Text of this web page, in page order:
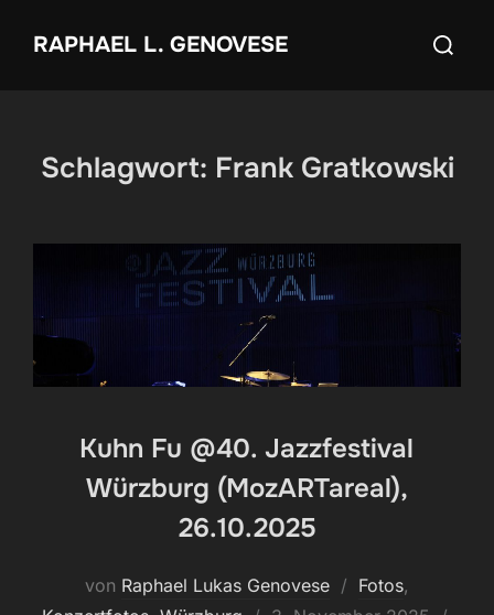
InhaltRAPHAEL L. GENOVESE
Suchen
Schlagwort: Frank Gratkowski
Kuhn Fu @40. Jazzfestival
Würzburg (MozARTareal),
26.10.2025
von Raphael Lukas Genovese Fotos,